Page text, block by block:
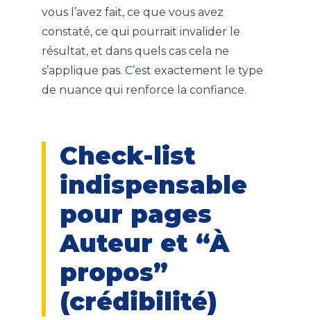
vous l’avez fait, ce que vous avez
constaté, ce qui pourrait invalider le
résultat, et dans quels cas cela ne
s’applique pas. C’est exactement le type
de nuance qui renforce la confiance.
Check-list
indispensable
pour pages
Auteur et “À
propos”
(crédibilité)